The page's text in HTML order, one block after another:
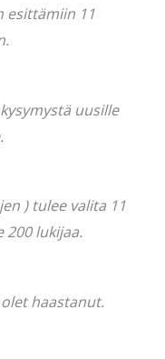
esittämiin 11
uusille
) tulee valita 11
200 lukijaa.
haastanut.